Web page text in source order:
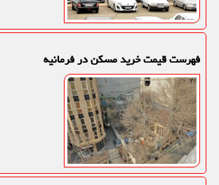
فهرست قیمت خرید مسکن در فرمانیه